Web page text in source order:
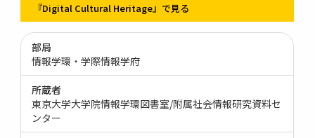
『Digital Cultural Heritage』で見る
部局
情報学環・学際情報学府
所蔵者
東京大学大学院情報学環図書室/附属社会情報研究資料セ
ンター